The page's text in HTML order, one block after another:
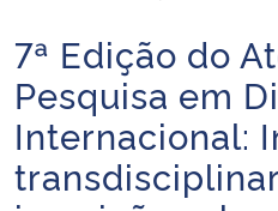
Ministério da Infraestrutura
Ministério da Agricultura, Pecuária e
Ministério da Educação
Início do conteúdo
7ª Edição do
Pesquisa em
Internacional: